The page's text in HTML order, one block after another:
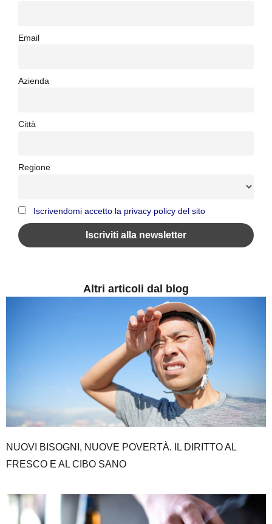
Email
Azienda
Città
Regione
Iscrivendomi accetto la privacy policy del sito
Altri articoli dal blog
NUOVI BISOGNI, NUOVE POVERTÀ. IL DIRITTO AL
FRESCO E AL CIBO SANO